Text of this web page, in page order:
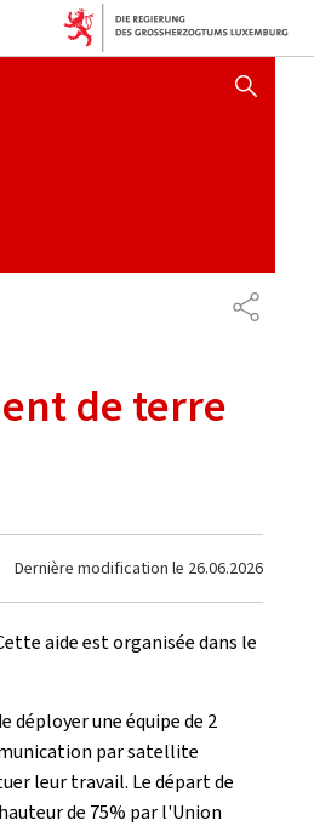
SUCHFLED ANZEIGEN /
de terre
Dernière modification le 26.06.2026
aide est organisée dans le
une équipe de 2
par satellite
leur travail. Le départ de
de 75% par l'Union